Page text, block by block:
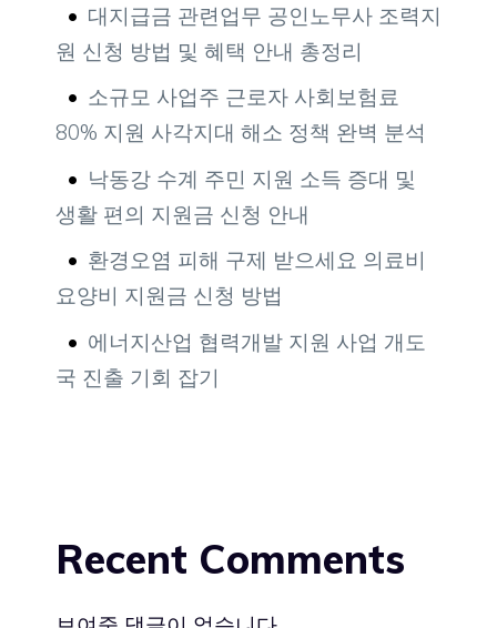
대지급금 관련업무 공인노무사 조력지
원 신청 방법 및 혜택 안내 총정리
소규모 사업주 근로자 사회보험료
80% 지원 사각지대 해소 정책 완벽 분석
낙동강 수계 주민 지원 소득 증대 및
생활 편의 지원금 신청 안내
환경오염 피해 구제 받으세요 의료비
요양비 지원금 신청 방법
에너지산업 협력개발 지원 사업 개도
국 진출 기회 잡기
Recent Comments